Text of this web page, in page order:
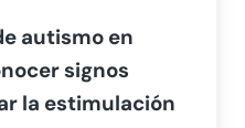
autismo en
signos
la estimulación